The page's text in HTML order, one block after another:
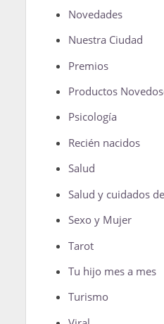
Novedades
Nuestra Ciudad
Premios
Productos
Psicología
Recién nacidos
Salud
Salud y cuidados
Sexo y Mujer
Tarot
Tu hijo mes a mes
Turismo